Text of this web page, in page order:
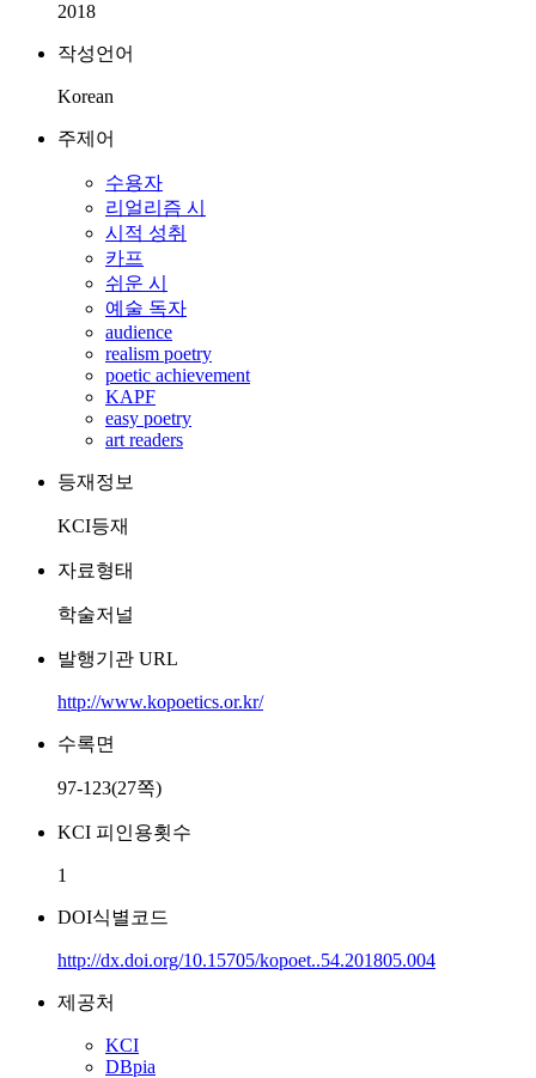
2018
작성언어
Korean
주제어
수용자
리얼리즘 시
시적 성취
카프
쉬운 시
예술 독자
audience
realism poetry
poetic achievement
KAPF
easy poetry
art readers
등재정보
KCI등재
자료형태
학술저널
발행기관 URL
http://www.kopoetics.or.kr/
수록면
97-123(27쪽)
KCI 피인용횟수
1
DOI식별코드
http://dx.doi.org/10.15705/kopoet..54.201805.004
제공처
KCI
DBpia